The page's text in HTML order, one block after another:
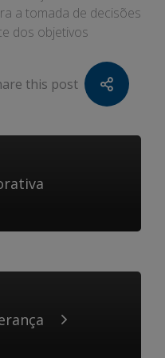
a tomada de decisões
dos objetivos
this post